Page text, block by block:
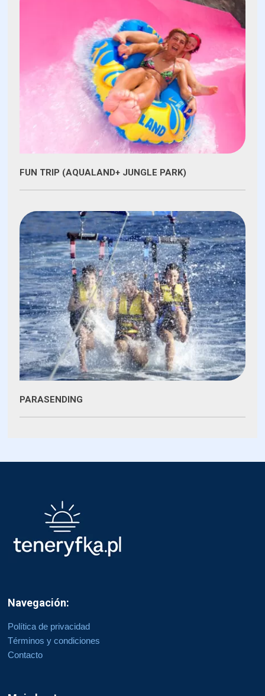
FUN TRIP (AQUALAND+ JUNGLE PARK)
PARASENDING
Navegación:
Política de privacidad
Términos y condiciones
Contacto